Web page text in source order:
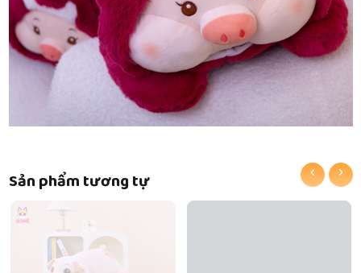
Sản phẩm tương tự ‹ ›